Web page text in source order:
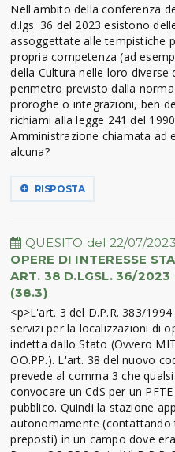
Nell'ambito della conferenza
d.lgs. 36 del 2023 esistono
assoggettate alle tempistiche
propria competenza (ad
della Cultura nelle loro diverse
perimetro previsto dalla
proroghe o integrazioni, ben
richiami alla legge 241 del
Amministrazione chiamata ad
alcuna?
RISPOSTA
QUESITO del 22/07/
OPERE DI INTERESSE
ART. 38 D.LGSL. 36/2023
(38.3)
<p>L'art. 3 del D.P.R. 383/
servizi per la localizzazioni di
indetta dallo Stato (Ovvero
OO.PP.). L'art. 38 del nuovo
prevede al comma 3 che
convocare un CdS per un
pubblico. Quindi la stazione
autonomamente (contattando
preposti) in un campo dove